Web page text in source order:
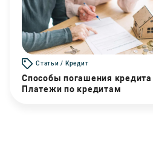
Статьи / Кредит
Способы погашения кредита |
Платежи по кредитам